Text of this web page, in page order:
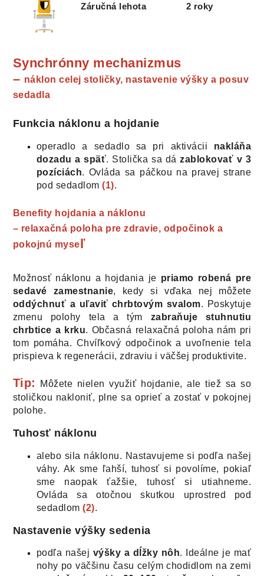
Záručná lehota 2 roky
Synchrónny mechanizmus
– náklon celej stoličky, nastavenie výšky a posuv
sedadla
Funkcia náklonu a hojdanie
operadlo a sedadlo sa pri aktivácii nakláňa
dozadu a späť. Stolička sa dázablokovať v 3
pozíciách. Ovláda sa páčkou na pravej strane
pod sedadlom(1).
Benefity hojdania a náklonu
– relaxačná poloha pre zdravie, odpočinok a
pokojnú myseľ
Možnosť náklonu a hojdania je priamo robená pre
sedavé zamestnanie, kedy si vďaka nej môžete
oddýchnuť a uľaviť chrbtovým svalom. Poskytuje
zmenu polohy tela a tým zabraňuje stuhnutiu
chrbtice a krku. Občasná relaxačná poloha nám pri
tom pomáha. Chvíľkový odpočinok a uvoľnenie tela
prispieva k regenerácii, zdraviu i väčšej produktivite.
Tip:
Môžete nielen využiť hojdanie, ale tiež sa so
stoličkou nakloniť, plne sa oprieť a zostať v pokojnej
polohe.
Tuhosť náklonu
alebo sila náklonu. Nastavujeme si podľa našej
váhy. Ak sme ľahší, tuhosť si povolíme, pokiaľ
sme naopak ťažšie, tuhosť si utiahneme.
Ovláda sa otočnou skutkou uprostred pod
sedadlom(2).
Nastavenie výšky sedenia
podľa našej výšky a dĺžky nôh. Ideálne je mať
nohy po väčšinu času celým chodidlom na zemi